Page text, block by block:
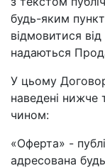
будь-яким
відмовитися
надаються
У цьому
наведені нижче
чином:
«Оферта» -
адресована